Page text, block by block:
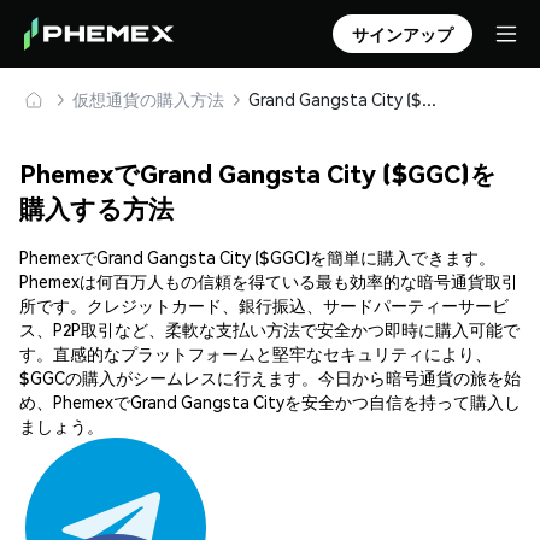
サインアップ
仮想通貨の購入方法 Grand Gangsta City ($GGC) を安全に購入・保管
PhemexでGrand Gangsta City ($GGC)を
購入する方法
PhemexでGrand Gangsta City ($GGC)を簡単に購入できます。
Phemexは何百万人もの信頼を得ている最も効率的な暗号通貨取引
所です。クレジットカード、銀行振込、サードパーティーサービ
ス、P2P取引など、柔軟な支払い方法で安全かつ即時に購入可能で
す。直感的なプラットフォームと堅牢なセキュリティにより、
$GGCの購入がシームレスに行えます。今日から暗号通貨の旅を始
め、PhemexでGrand Gangsta Cityを安全かつ自信を持って購入し
ましょう。